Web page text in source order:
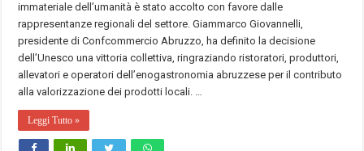
immateriale dell’umanità è stato accolto con favore dalle
rappresentanze regionali del settore. Giammarco Giovannelli,
presidente di Confcommercio Abruzzo, ha definito la decisione
dell’Unesco una vittoria collettiva, ringraziando ristoratori, produttori,
allevatori e operatori dell’enogastronomia abruzzese per il contributo
alla valorizzazione dei prodotti locali. …
Leggi Tutto »